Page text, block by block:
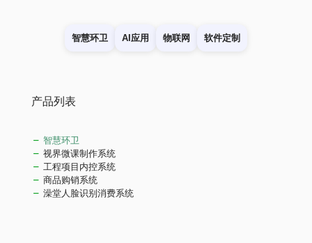
智慧环卫 AI应用 物联网 软件定制
产品列表
智慧环卫
视界微课制作系统
工程项目内控系统
商品购销系统
澡堂人脸识别消费系统